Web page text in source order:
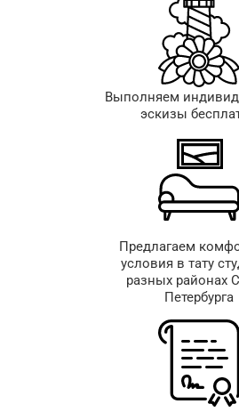
Выполняем
эскизы
Предлагаем
условия в тату
разных районах
Петербурга